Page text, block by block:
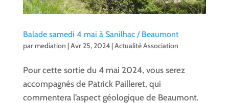
Balade samedi 4 mai à Sanilhac / Beaumont
parmediation |Avr 25, 2024|Actualité Association
Pour cette sortie du 4 mai 2024, vous serez
accompagnés de Patrick Pailleret, qui
commentera l’aspect géologique de Beaumont.